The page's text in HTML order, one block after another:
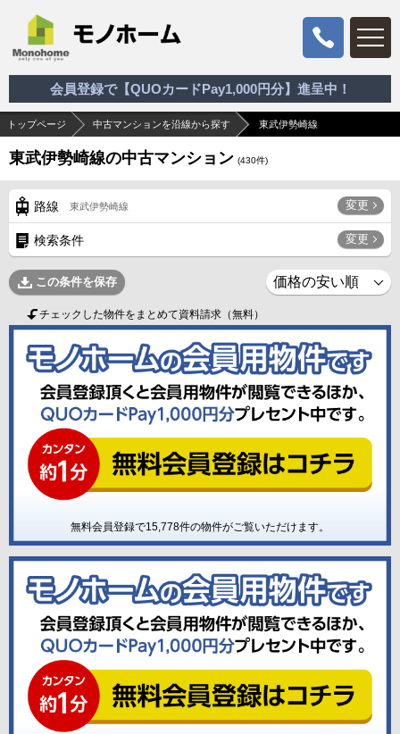
会員登録で【QUOカードPay1,000円分】進呈中！
トップページ 中古マンションを沿線から探す 東武伊勢崎線
東武伊勢崎線の中古マンション (430件)
路線 東武伊勢崎線 変更
検索条件 変更
この条件を保存
チェックした物件をまとめて資料請求（無料）
無料会員登録で15,778件の物件がご覧いただけます。